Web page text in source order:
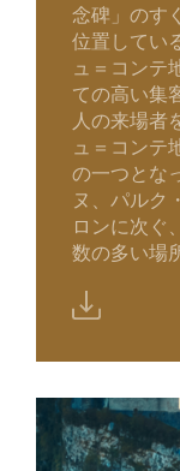
念碑」のす
位置してい
ュ＝コンテ
ての高い集
人の来場者
ュ＝コンテ
の一つとな
ヌ、パルク
ロンに次ぐ
数の多い場